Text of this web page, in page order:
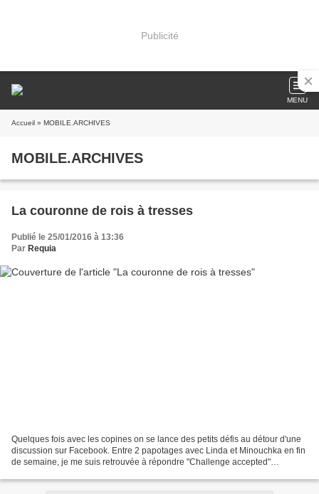
Publicité
MENU
Accueil » MOBILE.ARCHIVES
MOBILE.ARCHIVES
La couronne de rois à tresses
Publié le 25/01/2016 à 13:36
Par Requia
Quelques fois avec les copines on se lance des petits défis au détour d'une
discussion sur Facebook. Entre 2 papotages avec Linda et Minouchka en fin
de semaine, je me suis retrouvée à répondre "Challenge accepted"